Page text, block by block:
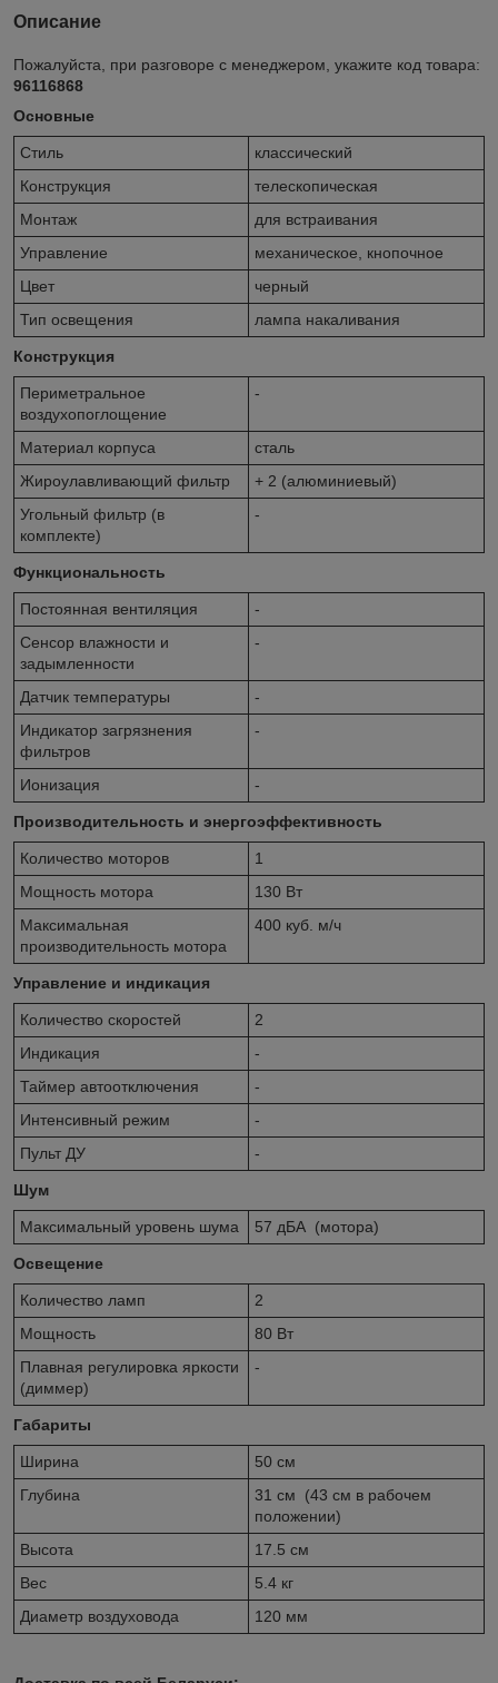
Описание
Пожалуйста, при разговоре с менеджером, укажите код товара:
96116868
Основные
Стиль
классический
Конструкция
телескопическая
Монтаж
для встраивания
Управление
механическое, кнопочное
Цвет
черный
Тип освещения
лампа накаливания
Конструкция
Периметральное
воздухопоглощение
-
Материал корпуса
сталь
Жироулавливающий фильтр
+ 2 (алюминиевый)
Угольный фильтр (в
комплекте)
-
Функциональность
Постоянная вентиляция
-
Сенсор влажности и
задымленности
-
Датчик температуры
-
Индикатор загрязнения
фильтров
-
Ионизация -
Производительность и энергоэффективность
Количество моторов
1
Мощность мотора
130 Вт
Максимальная
производительность мотора
400 куб. м/ч
Управление и индикация
Количество скоростей
2
Индикация
-
Таймер автоотключения
-
Интенсивный режим
-
Пульт ДУ
-
Шум
Максимальный уровень шума 57 дБА (мотора)
Освещение
Количество ламп
2
Мощность
80 Вт
Плавная регулировка яркости
(диммер)
-
Габариты
Ширина
50 см
Глубина
31 см (43 см в рабочем
положении)
Высота
17.5 см
Вес
5.4 кг
Диаметр воздуховода
120 мм